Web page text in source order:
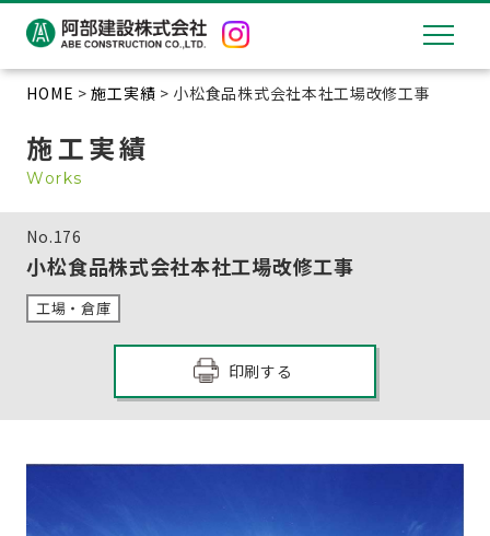
HOME >施工実績 > 小松食品株式会社本社工場改修工事
施工実績
Works
No.176
小松食品株式会社本社工場改修工事
工場・倉庫
印刷する